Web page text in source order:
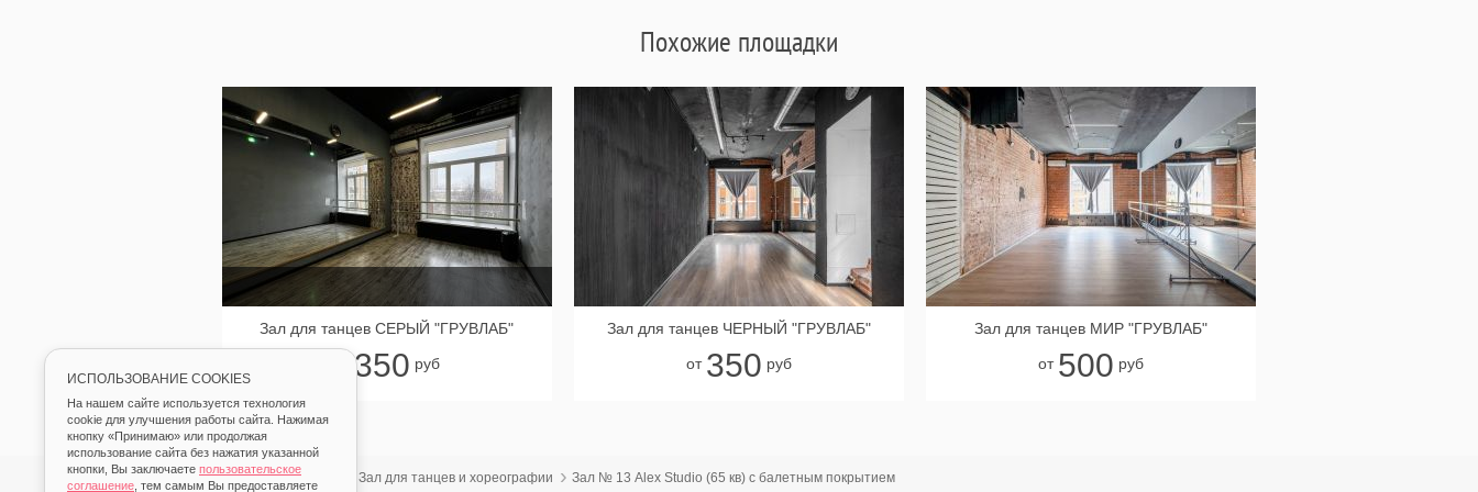
ИСПОЛЬЗОВАНИЕ COOKIES
На нашем сайте используется технология
cookie для улучшения работы сайта. Нажимая
кнопку «Принимаю» или продолжая
использование сайта без нажатия указанной
кнопки, Вы заключаете пользовательское
соглашение , тем самым Вы предоставляете
Похожие площадки
Зал для танцев СЕРЫЙ "ГРУВЛАБ"
350 руб
Зал для танцев ЧЕРНЫЙ "ГРУВЛАБ"
от 350 руб
Зал для танцев МИР "ГРУВЛАБ"
от 500 руб
Главная Аренда Зал для танцев и хореографии Зал № 13 Alex Studio (65 кв) с балетным покрытием